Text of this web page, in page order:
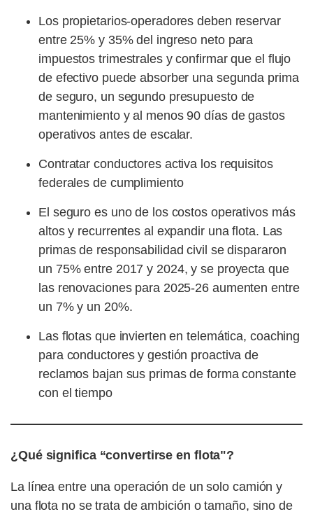
Los propietarios-operadores deben reservar
entre 25% y 35% del ingreso neto para
impuestos trimestrales y confirmar que el flujo
de efectivo puede absorber una segunda prima
de seguro, un segundo presupuesto de
mantenimiento y al menos 90 días de gastos
operativos antes de escalar.
Contratar conductores activa los requisitos
federales de cumplimiento
El seguro es uno de los costos operativos más
altos y recurrentes al expandir una flota. Las
primas de responsabilidad civil se dispararon
un 75% entre 2017 y 2024, y se proyecta que
las renovaciones para 2025-26 aumenten entre
un 7% y un 20%.
Las flotas que invierten en telemática, coaching
para conductores y gestión proactiva de
reclamos bajan sus primas de forma constante
con el tiempo
¿Qué significa “convertirse en flota"?
La línea entre una operación de un solo camión y
una flota no se trata de ambición o tamaño, sino de